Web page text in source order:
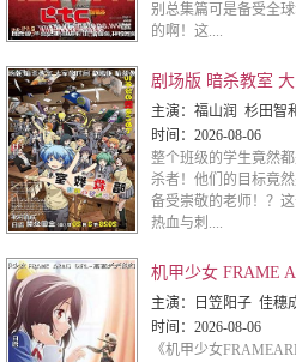
别总集篇可是备受全
的啊！这....
主演： 福山润 杉田智和 伊藤静 渊上舞 洲崎绫 冈本信彦 逢坂良太 内藤玲
时间： 2026-08-06
整个班级的学生竟然
杀者！他们的目标竟
备受崇敬的老师！？
热血与刺....
主演：
日笠阳子 佳穗成美 绫濑有 长江里加 山崎惠理 桦山南
时间： 2026-08-06
《机甲少女